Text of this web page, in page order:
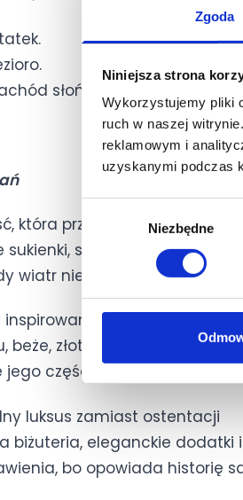
Zgoda
Niniejsza strona
Wykorzystujemy pliki
ruch w naszej
reklamowym i
uzyskanymi podczas
zgody
Niezbędne
słońca.
która przyciąga spojrzenia
sukienki, satynowe tkaniny,
wiatr niesie zapach wody, a
inspirowane najpiękniejszymi
beże, złoto, odcienie piasku i
częścią.
luksus zamiast ostentacji
biżuteria, eleganckie dodatki
bo opowiada historię